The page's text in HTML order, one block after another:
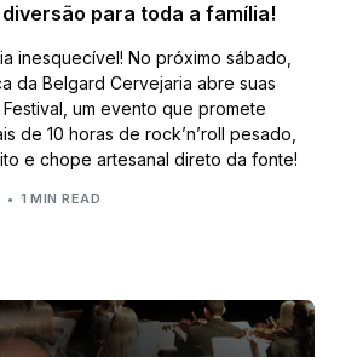
para toda a família!
inesquecível! No próximo sábado,
da Belgard Cervejaria abre suas
um evento que promete
de 10 horas de rock’n’roll pesado,
e chope artesanal direto da fonte!
1 MIN READ